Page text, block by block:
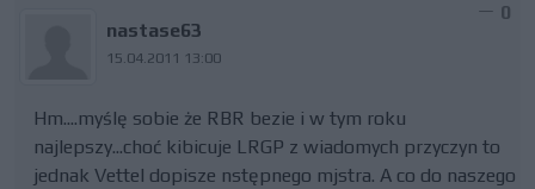
nastase63
15.04.2011 13:00
0
Hm....myślę sobie że RBR bezie i w tym roku
najlepszy...choć kibicuje LRGP z wiadomych przyczyn to
jednak Vettel dopisze nstępnego mjstra. A co do naszego